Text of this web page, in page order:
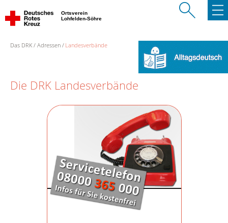
Ortsverein
Lohfelden-Söhre
Das DRK Adressen Landesverbände
Die DRK Landesverbände